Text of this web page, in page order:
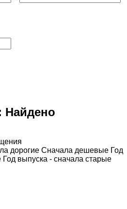
Найдено
дорогие Сначала дешевые Год
Год выпуска - сначала старые